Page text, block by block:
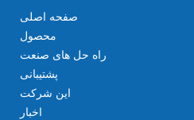
صفحه اصلی
محصول
راه حل های صنعت
پشتیبانی
این شرکت
اخبار